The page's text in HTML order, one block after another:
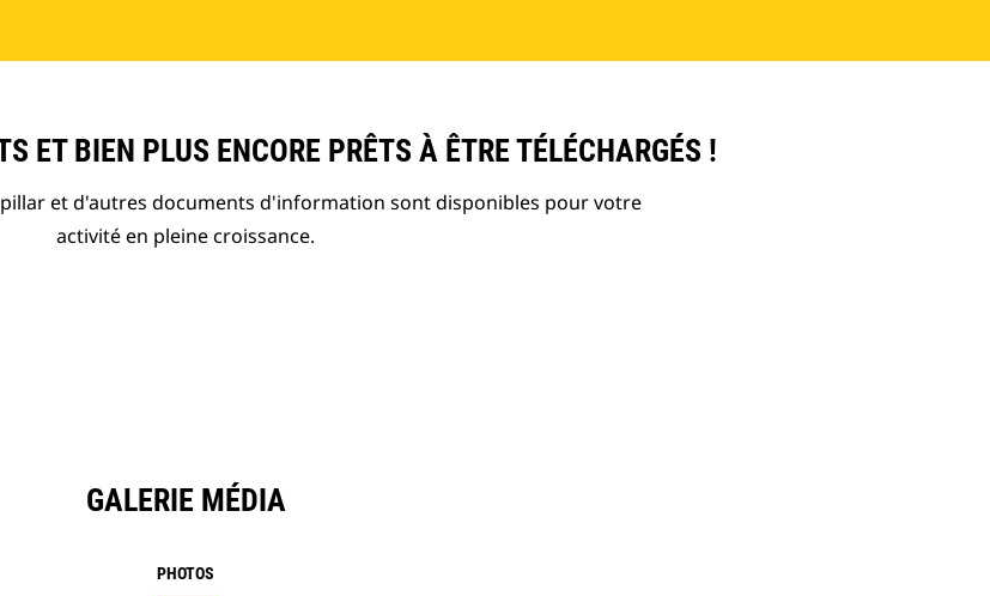
ET BIEN PLUS ENCORE PRÊTS À ÊTRE TÉLÉCHARGÉS !
et d'autres documents d'information sont disponibles pour votre
activité en pleine croissance.
GALERIE MÉDIA
PHOTOS